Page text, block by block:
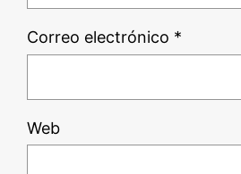
Correo electrónico *
Web